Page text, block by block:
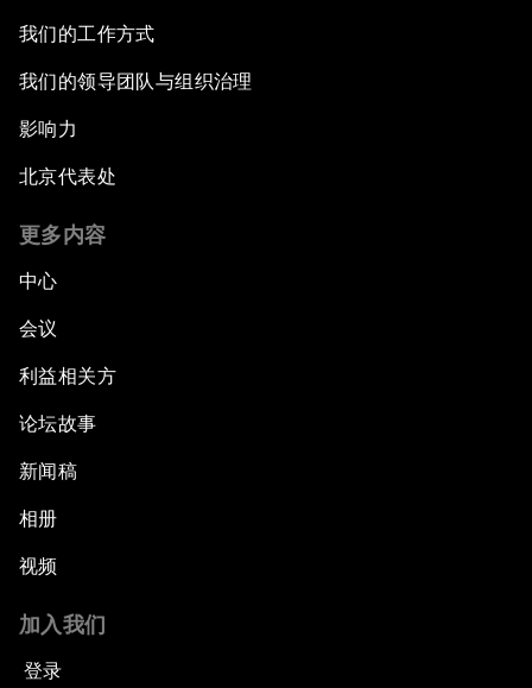
我们的工作方式
我们的领导团队与组织治理
影响力
北京代表处
更多内容
中心
会议
利益相关方
论坛故事
新闻稿
相册
视频
加入我们
登录